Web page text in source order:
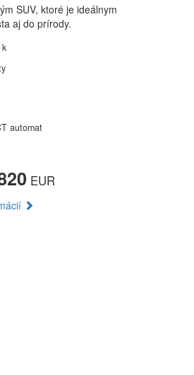
SUV, ktoré je ideálnym
aj do prírody.
automat
EUR